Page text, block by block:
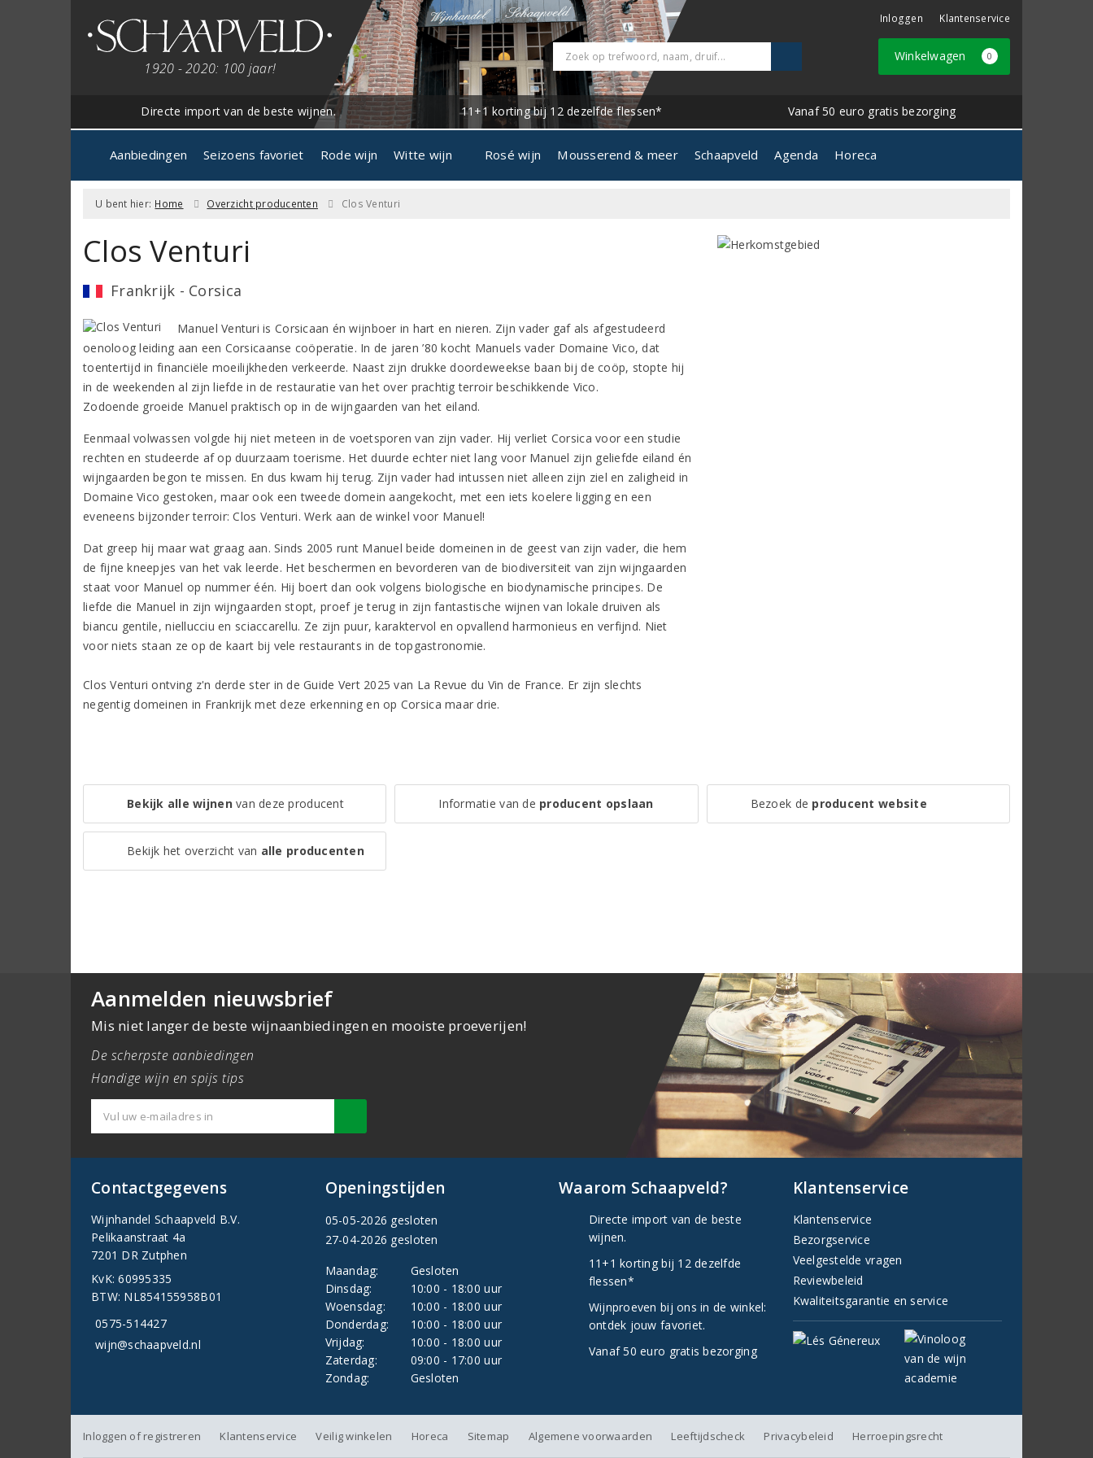
1920 - 2020: 100 jaar!
Inloggen Klantenservice
Winkelwagen 0
Directe import van de beste wijnen. 11+1 korting bij 12 dezelfde flessen* Vanaf 50 euro gratis bezorging
Aanbiedingen Seizoens favoriet Rode wijn Witte wijn Rosé wijn Mousserend & meer Schaapveld Agenda Horeca
U bent hier: Home Overzicht producenten Clos Venturi
Clos Venturi
Frankrijk - Corsica
Manuel Venturi is Corsicaan én wijnboer in hart en nieren. Zijn vader gaf als afgestudeerd
oenoloog leiding aan een Corsicaanse coöperatie. In de jaren ’80 kocht Manuels vader Domaine Vico, dat
toentertijd in financiële moeilijkheden verkeerde. Naast zijn drukke doordeweekse baan bij de coöp, stopte hij
in de weekenden al zijn liefde in de restauratie van het over prachtig terroir beschikkende Vico.
Zodoende groeide Manuel praktisch op in de wijngaarden van het eiland.
Eenmaal volwassen volgde hij niet meteen in de voetsporen van zijn vader. Hij verliet Corsica voor een studie
rechten en studeerde af op duurzaam toerisme. Het duurde echter niet lang voor Manuel zijn geliefde eiland én
wijngaarden begon te missen. En dus kwam hij terug. Zijn vader had intussen niet alleen zijn ziel en zaligheid in
Domaine Vico gestoken, maar ook een tweede domein aangekocht, met een iets koelere ligging en een
eveneens bijzonder terroir: Clos Venturi. Werk aan de winkel voor Manuel!
Dat greep hij maar wat graag aan. Sinds 2005 runt Manuel beide domeinen in de geest van zijn vader, die hem
de fijne kneepjes van het vak leerde. Het beschermen en bevorderen van de biodiversiteit van zijn wijngaarden
staat voor Manuel op nummer één. Hij boert dan ook volgens biologische en biodynamische principes. De
liefde die Manuel in zijn wijngaarden stopt, proef je terug in zijn fantastische wijnen van lokale druiven als
biancu gentile, niellucciu en sciaccarellu. Ze zijn puur, karaktervol en opvallend harmonieus en verfijnd. Niet
voor niets staan ze op de kaart bij vele restaurants in de topgastronomie.
Clos Venturi ontving z'n derde ster in de Guide Vert 2025 van La Revue du Vin de France. Er zijn slechts
negentig domeinen in Frankrijk met deze erkenning en op Corsica maar drie.
Bekijk alle wijnenvan deze producent Informatie van de producent opslaan Bezoek de producent website
Bekijk het overzicht van alle producenten
Aanmelden nieuwsbrief
Mis niet langer de beste wijnaanbiedingen en mooiste proeverijen!
De scherpste aanbiedingen
Handige wijn en spijs tips
Contactgegevens
Wijnhandel Schaapveld B.V.
Pelikaanstraat 4a
7201 DR Zutphen
KvK: 60995335
BTW: NL854155958B01
0575-514427
wijn@schaapveld.nl
Openingstijden
05-05-2026 gesloten
27-04-2026 gesloten
Maandag:
Gesloten
Dinsdag:
10:00 - 18:00 uur
Woensdag:
10:00 - 18:00 uur
Donderdag:
10:00 - 18:00 uur
Vrijdag:
10:00 - 18:00 uur
Zaterdag:
09:00 - 17:00 uur
Zondag:
Gesloten
Waarom Schaapveld?
Directe import van de beste
wijnen.
11+1 korting bij 12 dezelfde
flessen*
Wijnproeven bij ons in de winkel:
ontdek jouw favoriet.
Vanaf 50 euro gratis bezorging
Klantenservice
Klantenservice
Bezorgservice
Veelgestelde vragen
Reviewbeleid
Kwaliteitsgarantie en service
Inloggen of registreren Klantenservice Veilig winkelen Horeca Sitemap Algemene voorwaarden Leeftijdscheck Privacybeleid Herroepingsrecht